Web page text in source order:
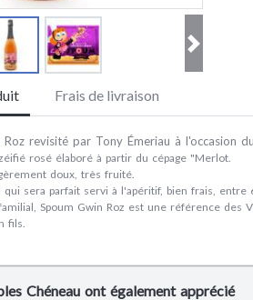
Frais de livraison
revisité par Tony Émeriau à l'occasion
rosé élaboré à partir du cépage "Merlot.
doux, très fruité.
qui sera parfait servi à l'apéritif, bien frais, entre
Spoum Gwin Roz est une référence des
fils.
Chéneau ont également apprécié